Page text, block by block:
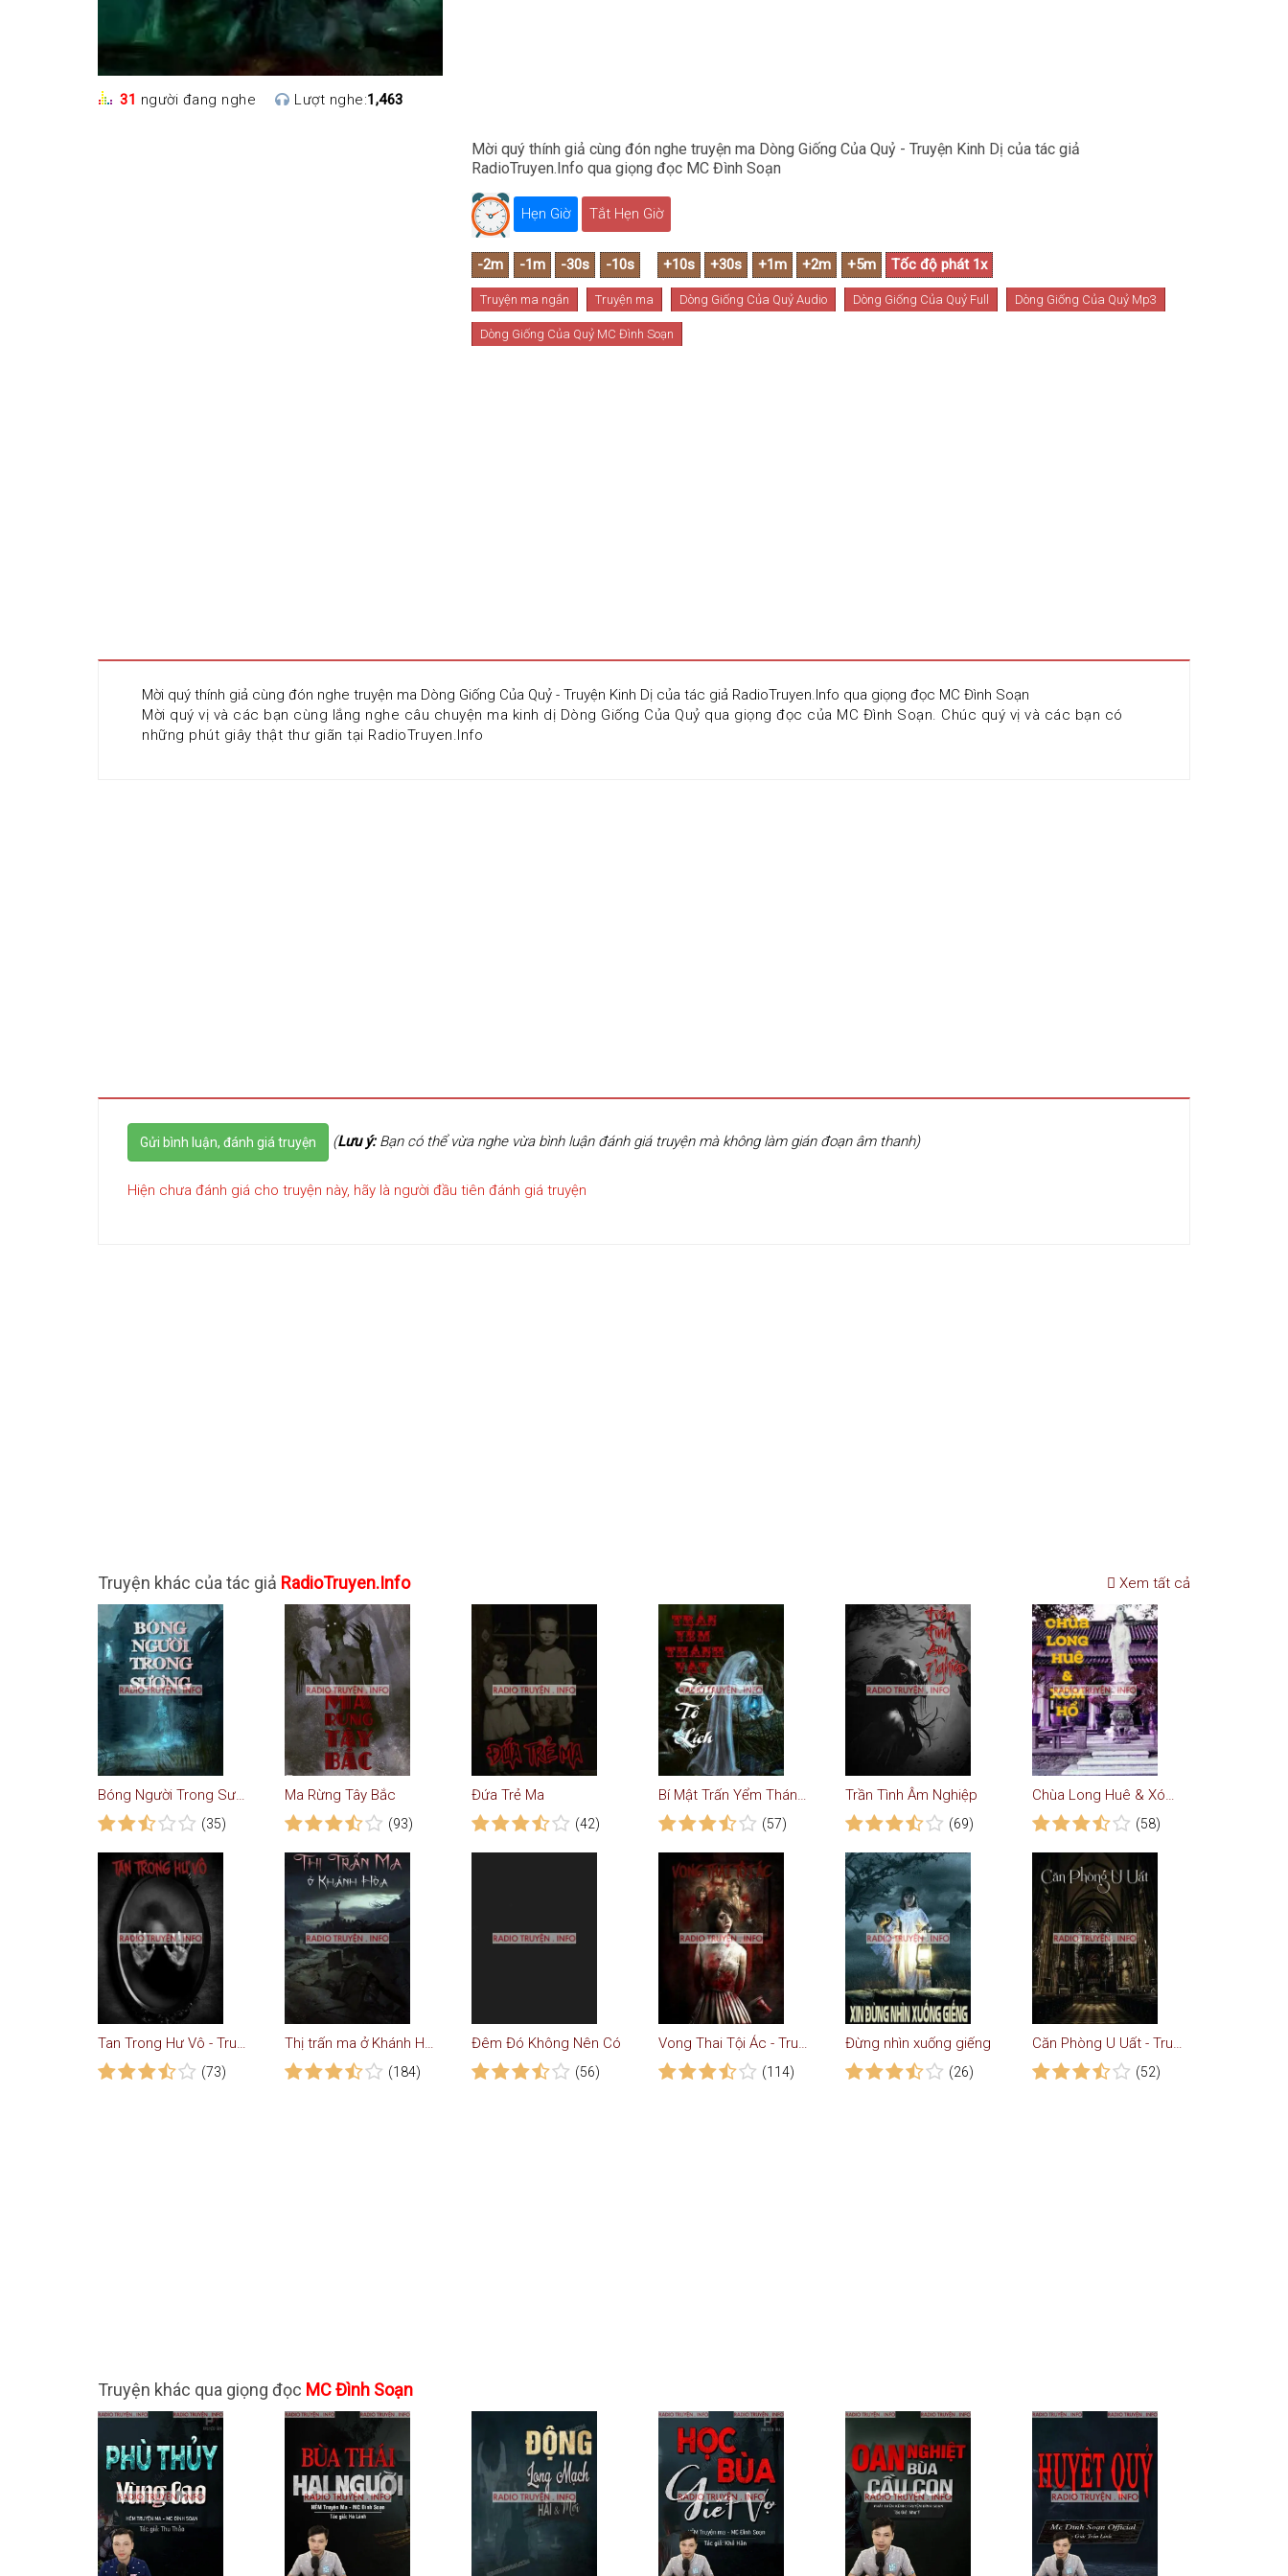
31 người đang nghe Lượt nghe:1,463
Mời quý thính giả cùng đón nghe truyện ma Dòng Giống Của Quỷ - Truyện Kinh Dị của tác giả
RadioTruyen.Info qua giọng đọc MC Đình Soạn
Hẹn Giờ Tắt Hẹn Giờ
Truyện ma ngắn Truyện ma Dòng Giống Của Quỷ Audio Dòng Giống Của Quỷ Full Dòng Giống Của Quỷ Mp3
Dòng Giống Của Quỷ MC Đình Soạn
Mời quý thính giả cùng đón nghe truyện ma Dòng Giống Của Quỷ - Truyện Kinh Dị của tác giả RadioTruyen.Info qua giọng đọc MC Đình Soạn
Mời quý vị và các bạn cùng lắng nghe câu chuyện ma kinh dị Dòng Giống Của Quỷ qua giọng đọc của MC Đình Soạn. Chúc quý vị và các bạn có
những phút giây thật thư giãn tại RadioTruyen.Info
Gửi bình luận, đánh giá truyện (Lưu ý:Bạn có thể vừa nghe vừa bình luận đánh giá truyện mà không làm gián đoạn âm thanh)
Hiện chưa đánh giá cho truyện này, hãy là người đầu tiên đánh giá truyện
Truyện khác của tác giả RadioTruyen.Info Xem tất cả
Bóng Người Trong Sương
(35)
Ma Rừng Tây Bắc
(93)
Đứa Trẻ Ma
(42)
Bí Mật Trấn Yểm Thánh Vật Sông Tô Lịch
(57)
Trần Tình Âm Nghiệp
(69)
Chùa Long Huê & Xóm Hổ
(58)
Tan Trong Hư Vô - Truyện Ma
(73)
Thị trấn ma ở Khánh Hòa - Truyện Ma Có Thật
(184)
Đêm Đó Không Nên Có
(56)
Vong Thai Tội Ác - Truyện Ma
(114)
Đừng nhìn xuống giếng
(26)
Căn Phòng U Uất - Truyện Kinh Dị
(52)
Truyện khác qua giọng đọc MC Đình Soạn